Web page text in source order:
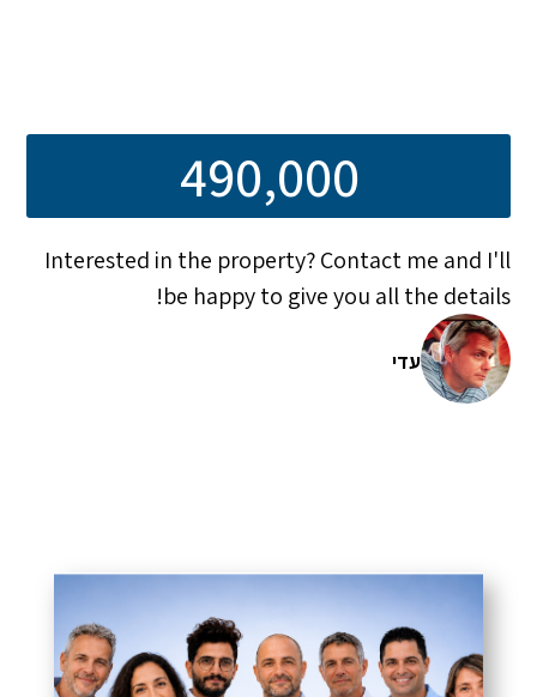
490,000
Interested in the property? Contact me and I'll
be happy to give you all the details!
עדי